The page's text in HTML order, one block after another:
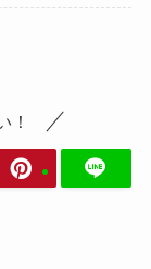
！